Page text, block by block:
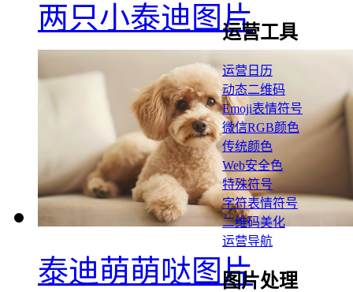
运营工具
运营日历
动态二维码
Emoji表情符号
微信RGB颜色
传统颜色
Web安全色
特殊符号
字符表情符号
二维码美化
运营导航
图片处理
两只小泰迪图片
泰迪萌萌哒图片